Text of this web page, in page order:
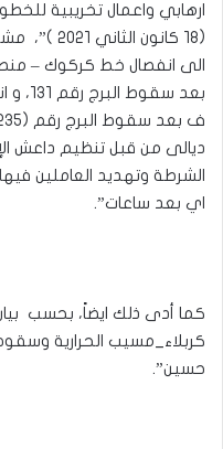
ارهابي واعمال تخريبية
(١٨ كانون
ديالى من قبل تنظيم داعش
الشرطة وتهديد العاملين
اي بعد ساعات”.
كما أدى ذلك ايضاً، بحسب
كربلاء_مسيب الحرارية
حسين”.